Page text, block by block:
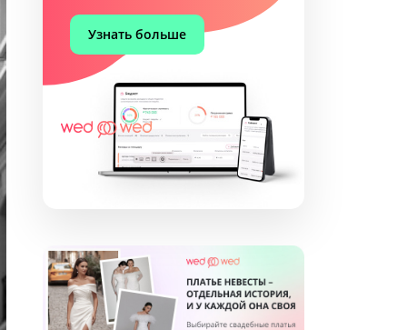
Узнать больше